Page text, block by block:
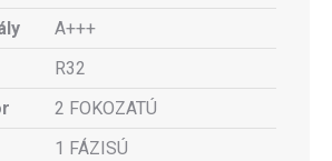
A+++
R32
2 FOKOZATÚ
1 FÁZISÚ